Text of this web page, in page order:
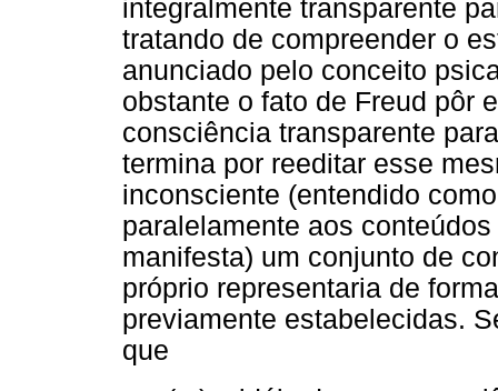
integralmente transparente
tratando de compreender o
anunciado pelo conceito
obstante o fato de Freud pôr
consciência transparente
termina por reeditar esse
inconsciente (entendido
paralelamente aos
manifesta) um conjunto de
próprio representaria de
previamente estabelecidas.
que